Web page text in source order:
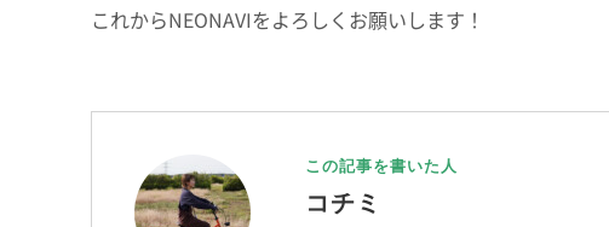
これからNEONAVIをよろしくお願いします！
この記事を書いた人
コチミ